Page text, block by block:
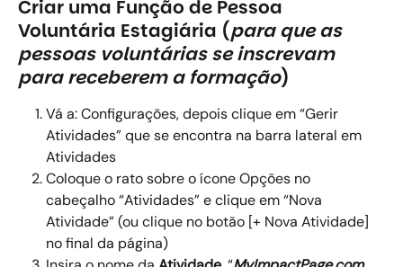
Criar uma Função de Pessoa
Voluntária Estagiária (para que as
pessoas voluntárias se inscrevam
para receberem a formação)
Vá a: Configurações, depois clique em “Gerir
Atividades” que se encontra na barra lateral em
Atividades
Coloque o rato sobre o ícone Opções no
cabeçalho “Atividades” e clique em “Nova
Atividade” (ou clique no botão [+ Nova Atividade]
no final da página)